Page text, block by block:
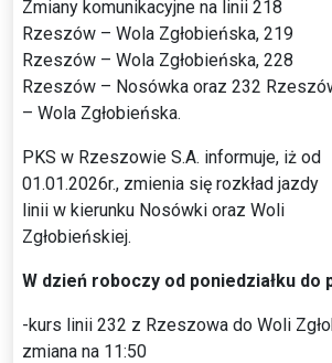
Zmiany komunikacyjne na linii 218
Rzeszów – Wola Zgłobieńska, 219
Rzeszów – Wola Zgłobieńska, 228
Rzeszów – Nosówka oraz 232
– Wola Zgłobieńska.
PKS w Rzeszowie S.A. informuje, iż od
01.01.2026r., zmienia się rozkład jazdy
linii w kierunku Nosówki oraz Woli
Zgłobieńskiej.
W dzień roboczy od poniedziałku do
-kurs linii 232 z Rzeszowa do Woli
zmiana na 11:50